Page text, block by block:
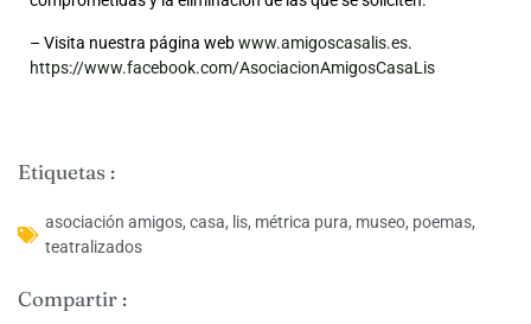
– Visita nuestra página webwww.amigoscasalis.es.
https://www.facebook.com/AsociacionAmigosCasaLis
Etiquetas :
asociación amigos, casa, lis, métrica pura, museo, poemas,
teatralizados
Compartir :